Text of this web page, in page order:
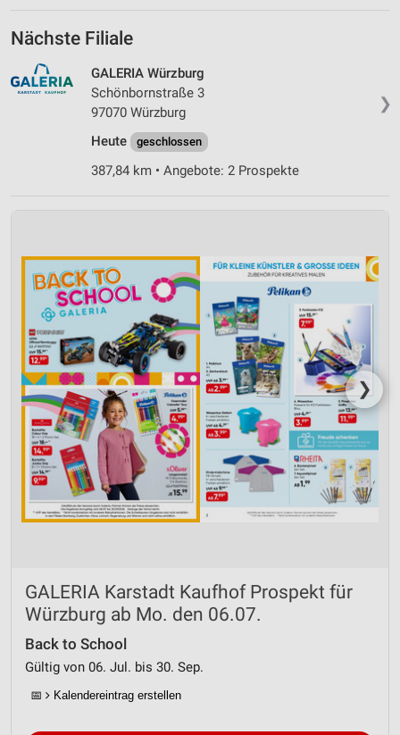
Nächste Filiale
❯
GALERIA Würzburg
Schönbornstraße 3
97070 Würzburg
Heute
geschlossen
387,84 km • Angebote: 2 Prospekte
❯
GALERIA Karstadt Kaufhof Prospekt für
Würzburg ab Mo. den 06.07.
Back to School
Gültig von 06. Jul. bis 30. Sep.
📅 Kalendereintrag erstellen